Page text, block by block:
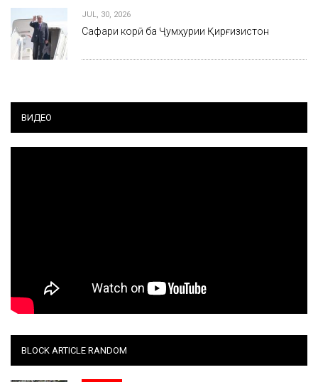
JUL, 30, 2026
Сафари корӣ ба Ҷумҳурии Қирғизистон
ВИДЕО
BLOCK ARTICLE RANDOM